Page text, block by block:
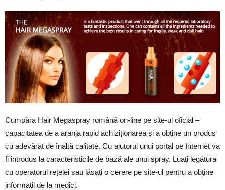
Cumpăra Hair Megaspray română on-line pe site-ul oficial –
capacitatea de a aranja rapid achiziționarea și a obține un produs
cu adevărat de înaltă calitate. Cu ajutorul unui portal pe Internet va
fi introdus la caracteristicile de bază ale unui spray. Luați legătura
cu operatorul rețelei sau lăsați o cerere pe site-ul pentru a obține
informații de la medici.